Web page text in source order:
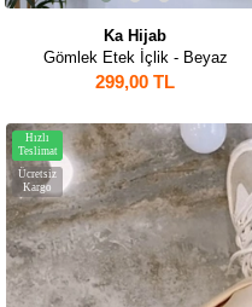
Ka Hijab
Gömlek Etek İçlik - Beyaz
299,00 TL
Ücretsiz
Kargo
Hızlı
Teslimat